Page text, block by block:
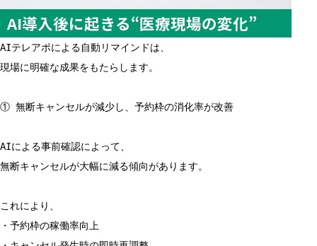
AI導入後に起きる“医療現場の変化”
AIテレアポによる自動リマインドは、
現場に明確な成果をもたらします。
① 無断キャンセルが減少し、予約枠の消化率が改善
AIによる事前確認によって、
無断キャンセルが大幅に減る傾向があります。
これにより、
・予約枠の稼働率向上